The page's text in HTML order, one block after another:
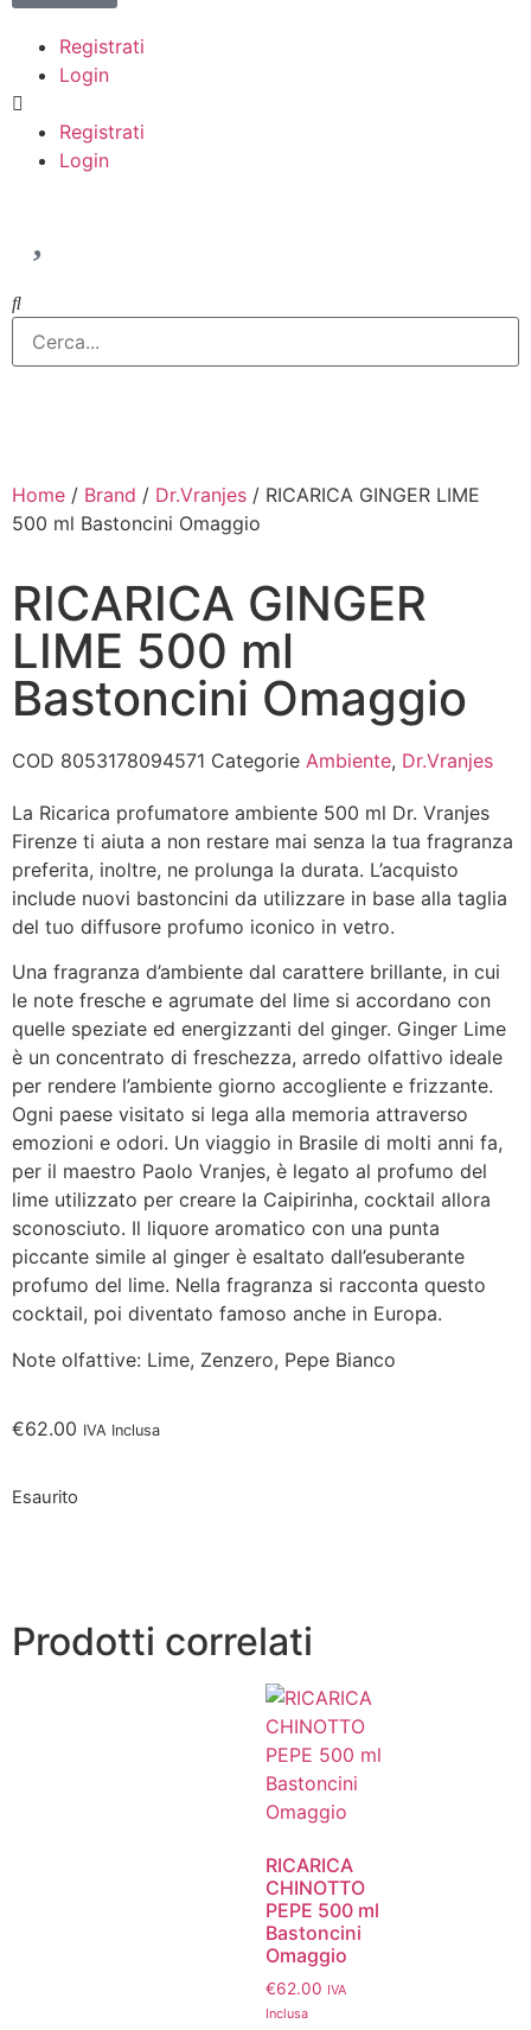
Registrati
Login
Registrati
Login
Home / Brand / Dr.Vranjes / RICARICA GINGER LIME
500 ml Bastoncini Omaggio
RICARICA GINGER
LIME 500 ml
Bastoncini Omaggio
COD 8053178094571 Categorie Ambiente, Dr.Vranjes
La Ricarica profumatore ambiente 500 ml Dr. Vranjes
Firenze ti aiuta a non restare mai senza la tua fragranza
preferita, inoltre, ne prolunga la durata. L’acquisto
include nuovi bastoncini da utilizzare in base alla taglia
del tuo diffusore profumo iconico in vetro.
Una fragranza d’ambiente dal carattere brillante, in cui
le note fresche e agrumate del lime si accordano con
quelle speziate ed energizzanti del ginger. Ginger Lime
è un concentrato di freschezza, arredo olfattivo ideale
per rendere l’ambiente giorno accogliente e frizzante.
Ogni paese visitato si lega alla memoria attraverso
emozioni e odori. Un viaggio in Brasile di molti anni fa,
per il maestro Paolo Vranjes, è legato al profumo del
lime utilizzato per creare la Caipirinha, cocktail allora
sconosciuto. Il liquore aromatico con una punta
piccante simile al ginger è esaltato dall’esuberante
profumo del lime. Nella fragranza si racconta questo
cocktail, poi diventato famoso anche in Europa.
Note olfattive: Lime, Zenzero, Pepe Bianco
€62.00 IVA Inclusa
Esaurito
Prodotti correlati
RICARICA
CHINOTTO
PEPE 500 ml
Bastoncini
Omaggio
€62.00 IVA
Inclusa